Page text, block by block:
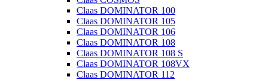
Claas DOMINATOR 100
Claas DOMINATOR 105
Claas DOMINATOR 106
Claas DOMINATOR 108
Claas DOMINATOR 108 S
Claas DOMINATOR 108VX
Claas DOMINATOR 112